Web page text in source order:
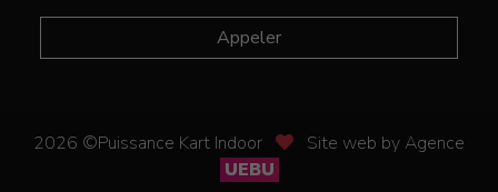
Appeler
2026 ©Puissance Kart Indoor
Site web by Agence
UEBU